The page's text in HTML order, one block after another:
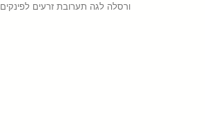
ורסלה לגה תערובת זרעים לפינקים 20 ק"ג